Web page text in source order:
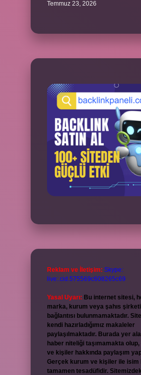
Temmuz 23, 2026
Reklam ve İletişim: Skype:
live:.cid.575569c608265c69
Yasal Uyarı: Bu internet sitesi,
marka, kurum veya şahıs
bağlantısı bulunmamaktadır.
kendi hazırladığımız makaleler
paylaşılmaktadır. Burada yer
haber niteliği taşımamakta
ve kişiler hakkında paylaşım
Gerçek kurum ve kişiler ile isim
tamamen tesadüfidir.